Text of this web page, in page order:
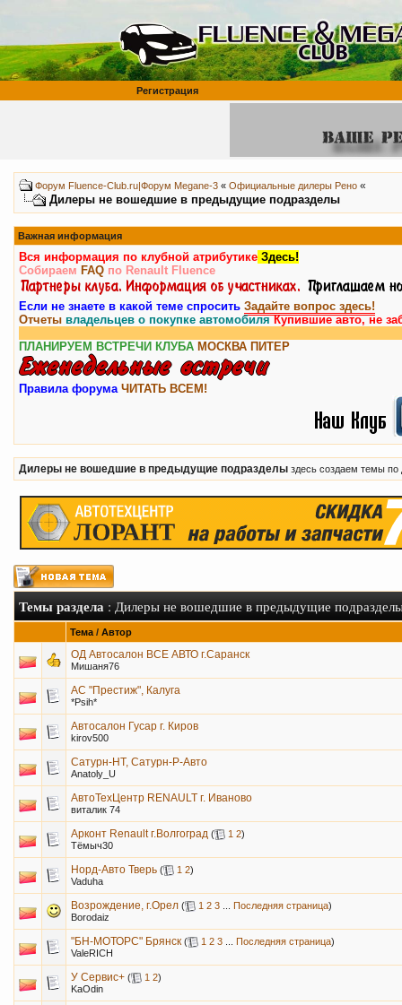
Регистрация
Форум Fluence-Club.ru|Форум Megane-3 « Официальные дилеры Рено «
Дилеры не вошедшие в предыдущие подразделы
Важная информация
Вся информация по клубной атрибутике Здесь!
Собираем FAQ по Renault Fluence
Если не знаете в какой теме спросить Задайте вопрос здесь!
Отчеты владельцев о покупке автомобиляКупившие авто, не
ПЛАНИРУЕМ ВСТРЕЧИ КЛУБА МОСКВА ПИТЕР
Правила форума ЧИТАТЬ ВСЕМ!
Дилеры не вошедшие в предыдущие подразделы здесь создаем темы
Темы раздела: Дилеры не вошедшие в предыдущие
Тема / Автор
ОД Автосалон ВСЕ АВТО г.Саранск
Мишаня76
АС "Престиж", Калуга
*Psih*
Автосалон Гусар г. Киров
kirov500
Сатурн-НТ, Сатурн-Р-Авто
Anatoly_U
АвтоТехЦентр RENAULT г. Иваново
виталик 74
Арконт Renault г.Волгоград ( 1 2)
Тёмыч30
Норд-Авто Тверь ( 1 2)
Vaduha
Возрождение, г.Орел ( 1 2 3 Последняя страница)
Borodaiz
"БН-МОТОРС" Брянск ( 1 2 3 Последняя страница)
ValeRICH
У Сервис+ ( 1 2)
KaOdin